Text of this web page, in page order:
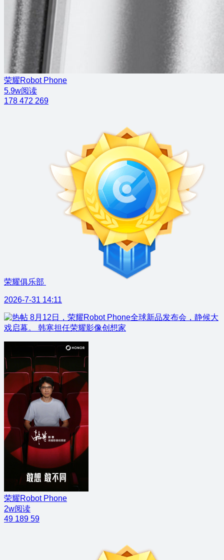
荣耀Robot Phone
5.9w阅读
178 472 269
荣耀俱乐部
2026-7-31 14:11
8月12日，荣耀Robot Phone全球新品发布会，静候大
戏启幕。 韩寒担任荣耀影像创想家
荣耀Robot Phone
2w阅读
49 189 59